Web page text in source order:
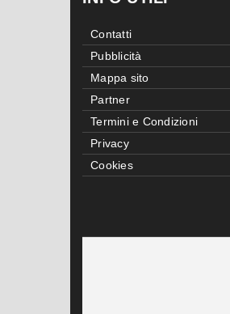
Contatti
Pubblicità
Mappa sito
Partner
Termini e Condizioni
Privacy
Cookies